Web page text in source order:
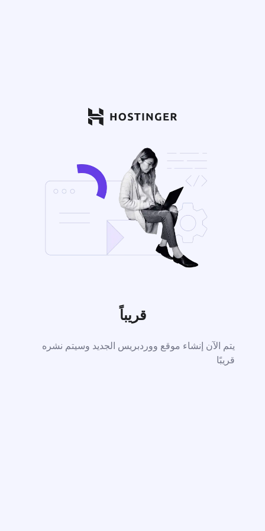
قريباً
يتم الآن إنشاء موقع ووردبريس الجديد وسيتم نشره
قريبًا